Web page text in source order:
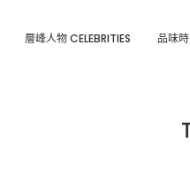
層峰⼈物 CELEBRITIES 品味